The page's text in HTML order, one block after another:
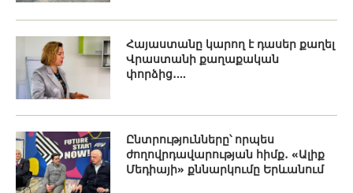
Հայաստանը կարող է դասեր քաղել
Վրաստանի քաղաքական
փորձից․...
Ընտրությունները՝ որպես
ժողովրդավարության հիմք․ «Ալիք
Մեդիայի» քննարկումը Երևանում